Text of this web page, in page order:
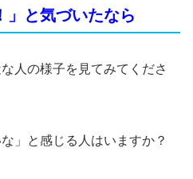
」と気づいたなら
人の様子を見てみてくださ
」と感じる人はいますか？